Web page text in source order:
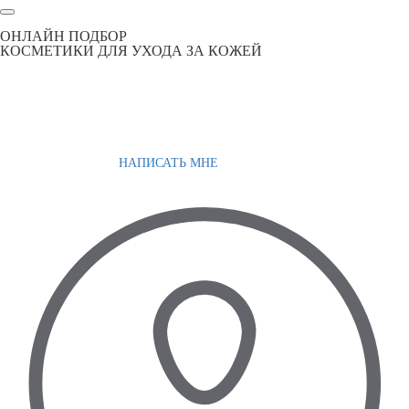
ОНЛАЙН ПОДБОР
КОСМЕТИКИ ДЛЯ УХОДА ЗА КОЖЕЙ
НАПИСАТЬ МНЕ